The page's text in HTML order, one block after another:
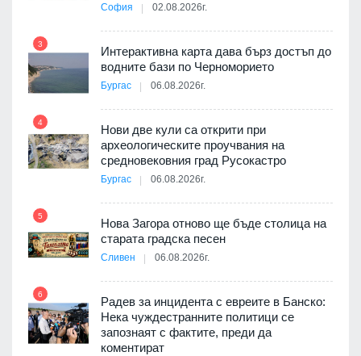
София 02.08.2026г.
3
Интерактивна карта дава бърз достъп до
водните бази по Черноморието
Бургас 06.08.2026г.
4
Нови две кули са открити при
археологическите проучвания на
средновековния град Русокастро
Бургас 06.08.2026г.
5
Нова Загора отново ще бъде столица на
старата градска песен
Сливен 06.08.2026г.
6
Радев за инцидента с евреите в Банско:
Нека чуждестранните политици се
запознаят с фактите, преди да
коментират